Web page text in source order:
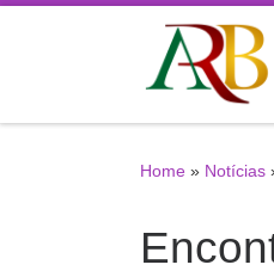
Home » Notícias